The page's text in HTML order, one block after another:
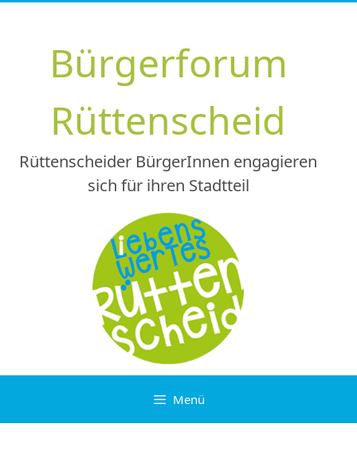
springenBürgerforum
Rüttenscheid
Rüttenscheider BürgerInnen engagieren
sich für ihren Stadtteil
Menü